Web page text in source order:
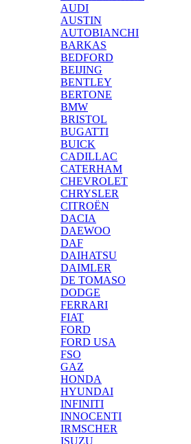
AUDI
AUSTIN
AUTOBIANCHI
BARKAS
BEDFORD
BEIJING
BENTLEY
BERTONE
BMW
BRISTOL
BUGATTI
BUICK
CADILLAC
CATERHAM
CHEVROLET
CHRYSLER
CITROËN
DACIA
DAEWOO
DAF
DAIHATSU
DAIMLER
DE TOMASO
DODGE
FERRARI
FIAT
FORD
FORD USA
FSO
GAZ
HONDA
HYUNDAI
INFINITI
INNOCENTI
IRMSCHER
ISUZU